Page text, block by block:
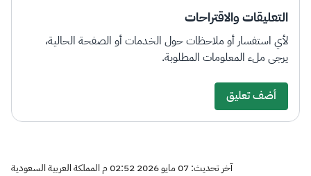
التعليقات والاقتراحات
لأي استفسار أو ملاحظات حول الخدمات أو الصفحة الحالية،
يرجى ملء المعلومات المطلوبة.
أضف تعليق
آخر تحديث: 07 مايو 2026 02:52 م المملكة العربية السعودية